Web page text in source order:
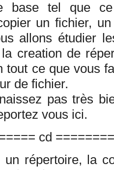
base tel que
un fichier,
allons étudier
la creation de
ce que vous
de fichier.
pas très
vous ici.
cd
un répertoire, la